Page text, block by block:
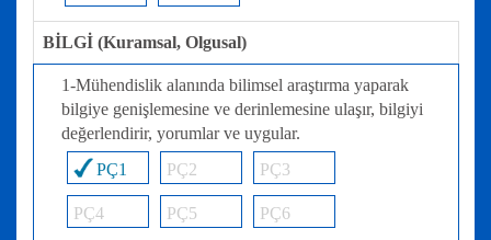
BİLGİ (Kuramsal, Olgusal)
1-Mühendislik alanında bilimsel araştırma yaparak
bilgiye genişlemesine ve derinlemesine ulaşır, bilgiyi
değerlendirir, yorumlar ve uygular.
PÇ1
PÇ2 PÇ3
PÇ4 PÇ5 PÇ6